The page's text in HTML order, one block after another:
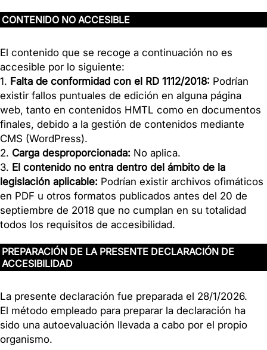
CONTENIDO NO ACCESIBLE
El contenido que se recoge a continuación no es
accesible por lo siguiente:
1. Falta de conformidad con el RD 1112/2018: Podrían
existir fallos puntuales de edición en alguna página
web, tanto en contenidos HMTL como en documentos
finales, debido a la gestión de contenidos mediante
CMS (WordPress).
2. Carga desproporcionada: No aplica.
3. El contenido no entra dentro del ámbito de la
legislación aplicable: Podrían existir archivos ofimáticos
en PDF u otros formatos publicados antes del 20 de
septiembre de 2018 que no cumplan en su totalidad
todos los requisitos de accesibilidad.
PREPARACIÓN DE LA PRESENTE DECLARACIÓN DE
ACCESIBILIDAD
La presente declaración fue preparada el 28/1/2026.
El método empleado para preparar la declaración ha
sido una autoevaluación llevada a cabo por el propio
organismo.